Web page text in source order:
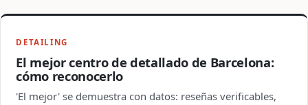
DETAILING
El mejor centro de detallado de Barcelona:
cómo reconocerlo
'El mejor' se demuestra con datos: reseñas verificables,